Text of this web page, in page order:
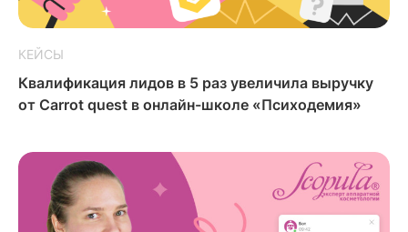
КЕЙСЫ
Квалификация лидов в 5 раз увеличила выручку
от Carrot quest в онлайн-школе «Психодемия»